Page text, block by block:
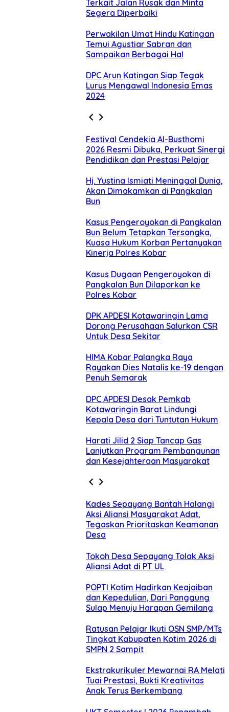
Terkait Jalan Rusak dan Minta
Segera Diperbaiki
Perwakilan Umat Hindu Katingan
Temui Agustiar Sabran dan
Sampaikan Berbagai Hal
DPC Arun Katingan Siap Tegak
Lurus Mengawal Indonesia Emas
2024
Festival Cendekia Al-Busthomi
2026 Resmi Dibuka, Perkuat Sinergi
Pendidikan dan Prestasi Pelajar
Hj. Yustina Ismiati Meninggal Dunia,
Akan Dimakamkan di Pangkalan
Bun
Kasus Pengeroyokan di Pangkalan
Bun Belum Tetapkan Tersangka,
Kuasa Hukum Korban Pertanyakan
Kinerja Polres Kobar
Kasus Dugaan Pengeroyokan di
Pangkalan Bun Dilaporkan ke
Polres Kobar
DPK APDESI Kotawaringin Lama
Dorong Perusahaan Salurkan CSR
Untuk Desa Sekitar
HIMA Kobar Palangka Raya
Rayakan Dies Natalis ke-19 dengan
Penuh Semarak
DPC APDESI Desak Pemkab
Kotawaringin Barat Lindungi
Kepala Desa dari Tuntutan Hukum
Harati Jilid 2 Siap Tancap Gas
Lanjutkan Program Pembangunan
dan Kesejahteraan Masyarakat
Kades Sepayang Bantah Halangi
Aksi Aliansi Masyarakat Adat,
Tegaskan Prioritaskan Keamanan
Desa
Tokoh Desa Sepayang Tolak Aksi
Aliansi Adat di PT UL
POPTI Kotim Hadirkan Keajaiban
dan Kepedulian, Dari Panggung
Sulap Menuju Harapan Gemilang
Ratusan Pelajar Ikuti OSN SMP/MTs
Tingkat Kabupaten Kotim 2026 di
SMPN 2 Sampit
Ekstrakurikuler Mewarnai RA Melati
Tuai Prestasi, Bukti Kreativitas
Anak Terus Berkembang